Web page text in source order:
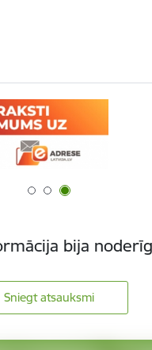
bija
Sniegt atsauksmi